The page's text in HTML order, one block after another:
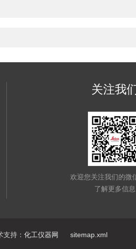
关注我
欢迎您关注我们的微
了解更多信息
持： 化工仪器网 sitemap.xml